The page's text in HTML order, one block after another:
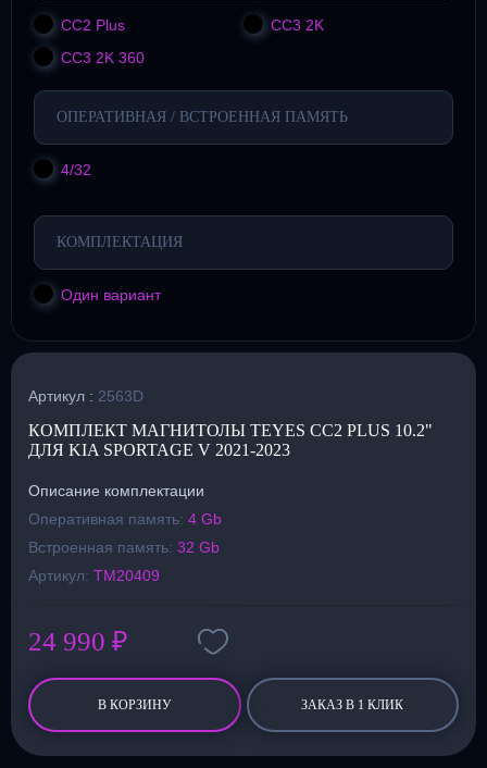
CC2 Plus
CC3 2K
CC3 2K 360
ОПЕРАТИВНАЯ / ВСТРОЕННАЯ ПАМЯТЬ
4/32
КОМПЛЕКТАЦИЯ
Один вариант
Артикул : 2563D
КОМПЛЕКТ МАГНИТОЛЫ TEYES CC2 PLUS 10.2"
ДЛЯ KIA SPORTAGE V 2021-2023
Описание комплектации
Оперативная память: 4 Gb
Встроенная память: 32 Gb
Артикул: TM20409
24 990 ₽
В КОРЗИНУ ЗАКАЗ В 1 КЛИК